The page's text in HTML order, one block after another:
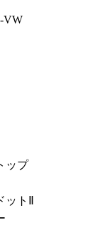
VW
ップ
トⅡ